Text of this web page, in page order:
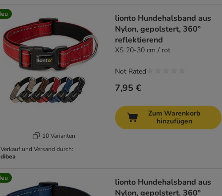
10 Varianten
Verkauf und Versand durch:
dibea
lionto Hundehalsband aus
Nylon, gepolstert, 360°
reflektierend
XS 20-30 cm / rot
7,95 €
Not Rated
Zum Warenkorb
hinzufügen
lionto Hundehalsband aus
Nylon, gepolstert, 360°